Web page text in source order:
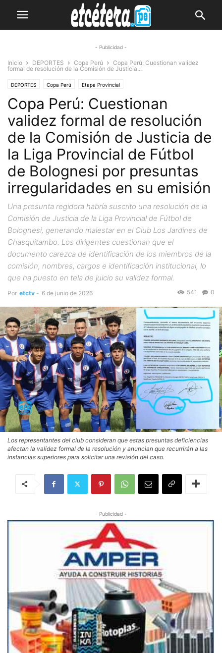
- Publicidad -
Inicio DEPORTES Copa Perú
Copa Perú: Cuestionan validez
formal de resolución de la Comisión de Justicia...
DEPORTES Copa Perú Etapa Provincial
Copa Perú: Cuestionan
validez formal de resolución
de la Comisión de Justicia de
la Liga Provincial de Fútbol
de Bolognesi por presuntas
irregularidades en su emisión
Una presunta regidora habría suscrito una resolución de la
Comisión de Justicia de la Liga Provincial de Fútbol de
Bolognesi, generando malestar en el Club Los Jardines de
Chasquitambo. Los dirigentes cuestionan que el
documento carezca de identificación de los miembros de la
comisión, nombres, cargos e identificación institucional, lo
que ha puesto en tela de juicio su validez formal.
Por etctv - 6 de junio de 2026 0
541
Los representantes del club consideran que estas presuntas deficiencias
afectan la validez formal de la resolución y anuncian que recurrirán a las
instancias superiores para solicitar una revisión del caso.
- Publicidad -